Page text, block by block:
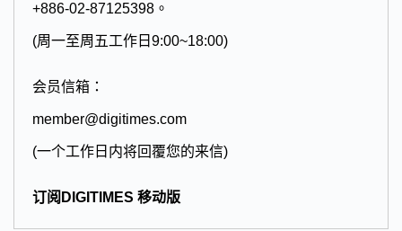
+886-02-87125398。
(周一至周五工作日9:00~18:00)
会员信箱：
member@digitimes.com
(一个工作日内将回覆您的来信)
订阅DIGITIMES 移动版